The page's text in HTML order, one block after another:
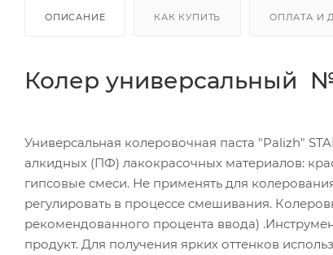
ОПИСАНИЕ КАК КУПИТЬ ОПЛАТА И
Колер универсальный
Универсальная колеровочная паста "Palizh"
алкидных (ПФ) лакокрасочных материалов:
гипсовые смеси. Не применять для
регулировать в процессе смешивания.
рекомендованного процента ввода)
продукт. Для получения ярких оттенков